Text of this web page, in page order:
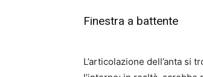
Finestra a battente
L’articolazione dell’anta si